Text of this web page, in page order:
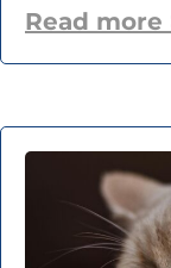
Read more